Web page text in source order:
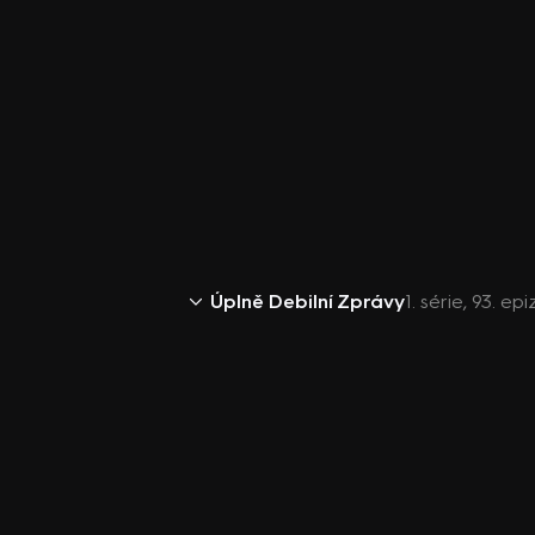
Úplně Debilní Zprávy1. série, 93.